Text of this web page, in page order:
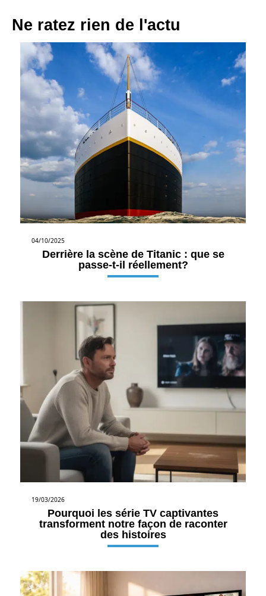
Ne ratez rien de l'actu
04/10/2025
Derrière la scène de Titanic : que se
passe-t-il réellement?
19/03/2026
Pourquoi les série TV captivantes
transforment notre façon de raconter
des histoires